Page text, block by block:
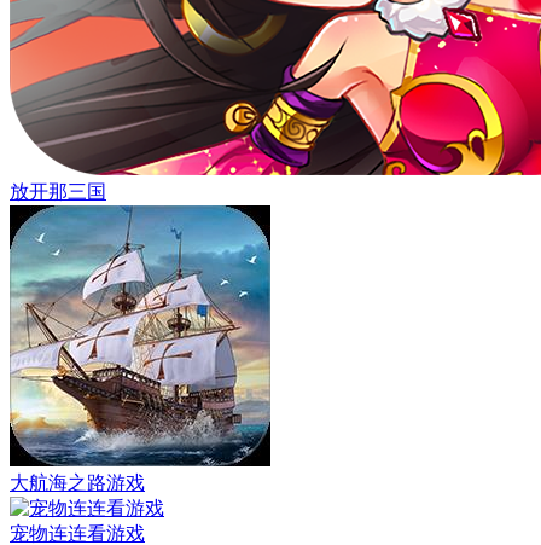
放开那三国
大航海之路游戏
宠物连连看游戏